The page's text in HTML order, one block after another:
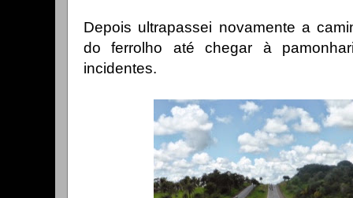
Depois ultrapassei novamente a
do ferrolho até chegar à
incidentes.